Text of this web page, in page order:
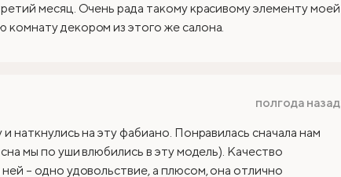
месяц. Очень рада такому красивому элементу моей
декором из этого же салона.
полгода назад
наткнулись на эту фабиано. Понравилась сначала нам
мы по уши влюбились в эту модель). Качество
– одно удовольствие, а плюсом, она отлично